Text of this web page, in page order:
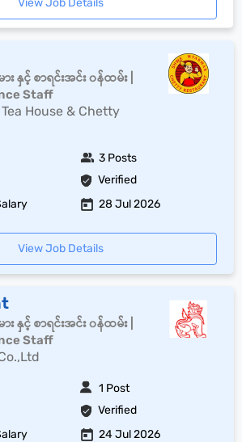
View Job Details
နှင့် စာရင်းအင်း ၀န်ထမ်း |
Staff
House & Chetty
Verified
3 Posts
28 Jul 2026
View Job Details
နှင့် စာရင်းအင်း ၀န်ထမ်း |
Staff
Verified
1 Post
24 Jul 2026